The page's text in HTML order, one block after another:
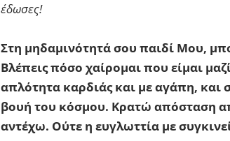
έδωσες!
Στη μηδαμινότητά σου παιδί Μου,
Βλέπεις πόσο χαίρομαι που είμαι
απλότητα καρδιάς και με αγάπη,
βουή του κόσμου. Κρατώ απόσταση
αντέχω. Ούτε η ευγλωττία με